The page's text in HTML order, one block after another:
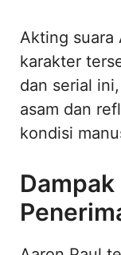
Akting suara
karakter
dan serial
asam dan
kondisi
Dampak